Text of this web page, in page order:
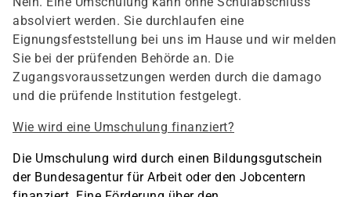
absolviert werden. Sie durchlaufen eine
Eignungsfeststellung bei uns im Hause und wir melden
Sie bei der prüfenden Behörde an. Die
Zugangsvoraussetzungen werden durch die damago
und die prüfende Institution festgelegt.
Wie wird eine Umschulung finanziert?
Die Umschulung wird durch einen Bildungsgutschein
der Bundesagentur für Arbeit oder den Jobcentern